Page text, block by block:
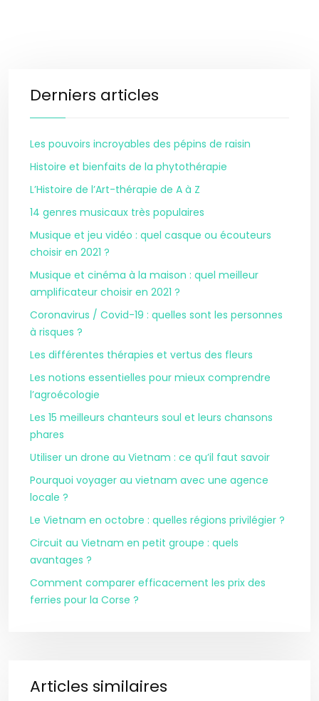
Derniers articles
Les pouvoirs incroyables des pépins de raisin
Histoire et bienfaits de la phytothérapie
L’Histoire de l’Art-thérapie de A à Z
14 genres musicaux très populaires
Musique et jeu vidéo : quel casque ou écouteurs
choisir en 2021 ?
Musique et cinéma à la maison : quel meilleur
amplificateur choisir en 2021 ?
Coronavirus / Covid-19 : quelles sont les personnes
à risques ?
Les différentes thérapies et vertus des fleurs
Les notions essentielles pour mieux comprendre
l’agroécologie
Les 15 meilleurs chanteurs soul et leurs chansons
phares
Utiliser un drone au Vietnam : ce qu’il faut savoir
Pourquoi voyager au vietnam avec une agence
locale ?
Le Vietnam en octobre : quelles régions privilégier ?
Circuit au Vietnam en petit groupe : quels
avantages ?
Comment comparer efficacement les prix des
ferries pour la Corse ?
Articles similaires